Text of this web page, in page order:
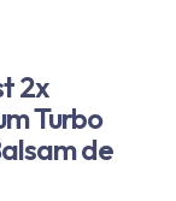
2x
Turbo
de